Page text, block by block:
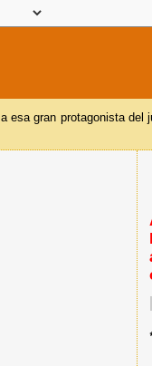
esa gran protagonista